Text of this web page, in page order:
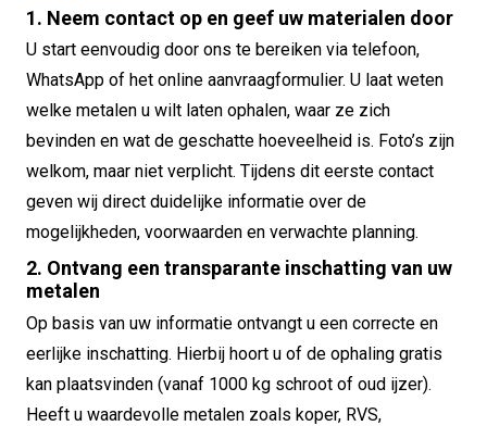
1. Neem contact op en geef uw materialen door
U start eenvoudig door ons te bereiken via telefoon,
WhatsApp of het online aanvraagformulier. U laat weten
welke metalen u wilt laten ophalen, waar ze zich
bevinden en wat de geschatte hoeveelheid is. Foto’s zijn
welkom, maar niet verplicht. Tijdens dit eerste contact
geven wij direct duidelijke informatie over de
mogelijkheden, voorwaarden en verwachte planning.
2. Ontvang een transparante inschatting van uw
metalen
Op basis van uw informatie ontvangt u een correcte en
eerlijke inschatting. Hierbij hoort u of de ophaling gratis
kan plaatsvinden (vanaf 1000 kg schroot of oud ijzer).
Heeft u waardevolle metalen zoals koper, RVS,